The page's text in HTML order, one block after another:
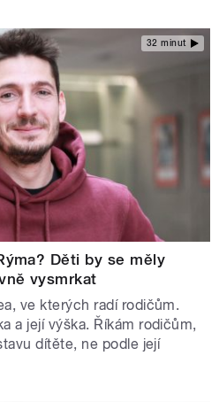
32 minut
Děti by se měly
vysmrkat
ve kterých radí rodičům.
a její výška. Říkám rodičům,
dítěte, ne podle její